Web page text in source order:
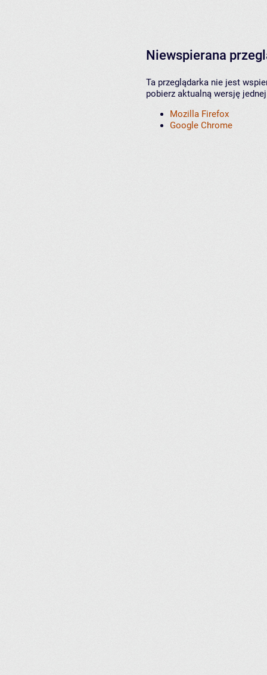
Niewspierana
Ta przeglądarka nie jest
pobierz aktualną wersję
Mozilla Firefox
Google Chrome